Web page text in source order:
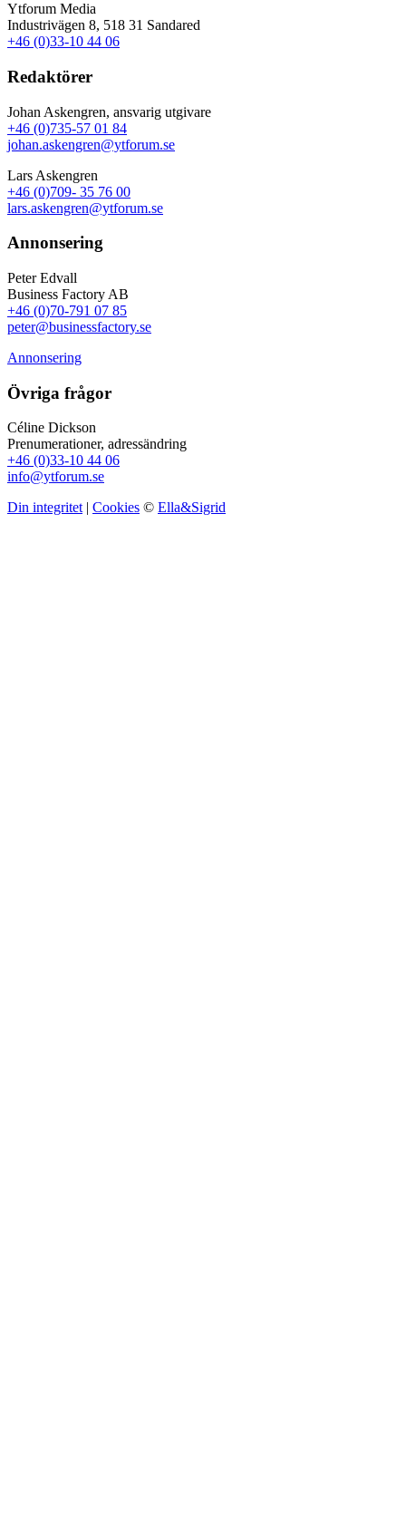
Ytforum Media
Industrivägen 8, 518 31 Sandared
+46 (0)33-10 44 06
Redaktörer
Johan Askengren, ansvarig utgivare
+46 (0)735-57 01 84
johan.askengren@ytforum.se
Lars Askengren
+46 (0)709- 35 76 00
lars.askengren@ytforum.se
Annonsering
Peter Edvall
Business Factory AB
+46 (0)70-791 07 85
peter@businessfactory.se
Annonsering
Övriga frågor
Céline Dickson
Prenumerationer, adressändring
+46 (0)33-10 44 06
info@ytforum.se
Din integritet | Cookies © Ella&Sigrid